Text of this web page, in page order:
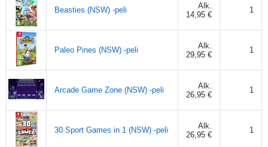
Beasties (NSW) -peli
Alk.
14,95 €
1
Paleo Pines (NSW) -peli
Alk.
29,95 €
1
Arcade Game Zone (NSW) -peli
Alk.
26,95 €
1
30 Sport Games in 1 (NSW) -peli
Alk.
26,95 €
1